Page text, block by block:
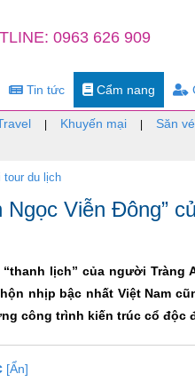
0963 626 909
Tin tức Cẩm nang
Khuyến mại Săn
tour du lịch
Viễn Đông”
lịch” của người Tràng
nhịp bậc nhất Việt Nam
công trình kiến trúc cổ độc
[Ẩn]